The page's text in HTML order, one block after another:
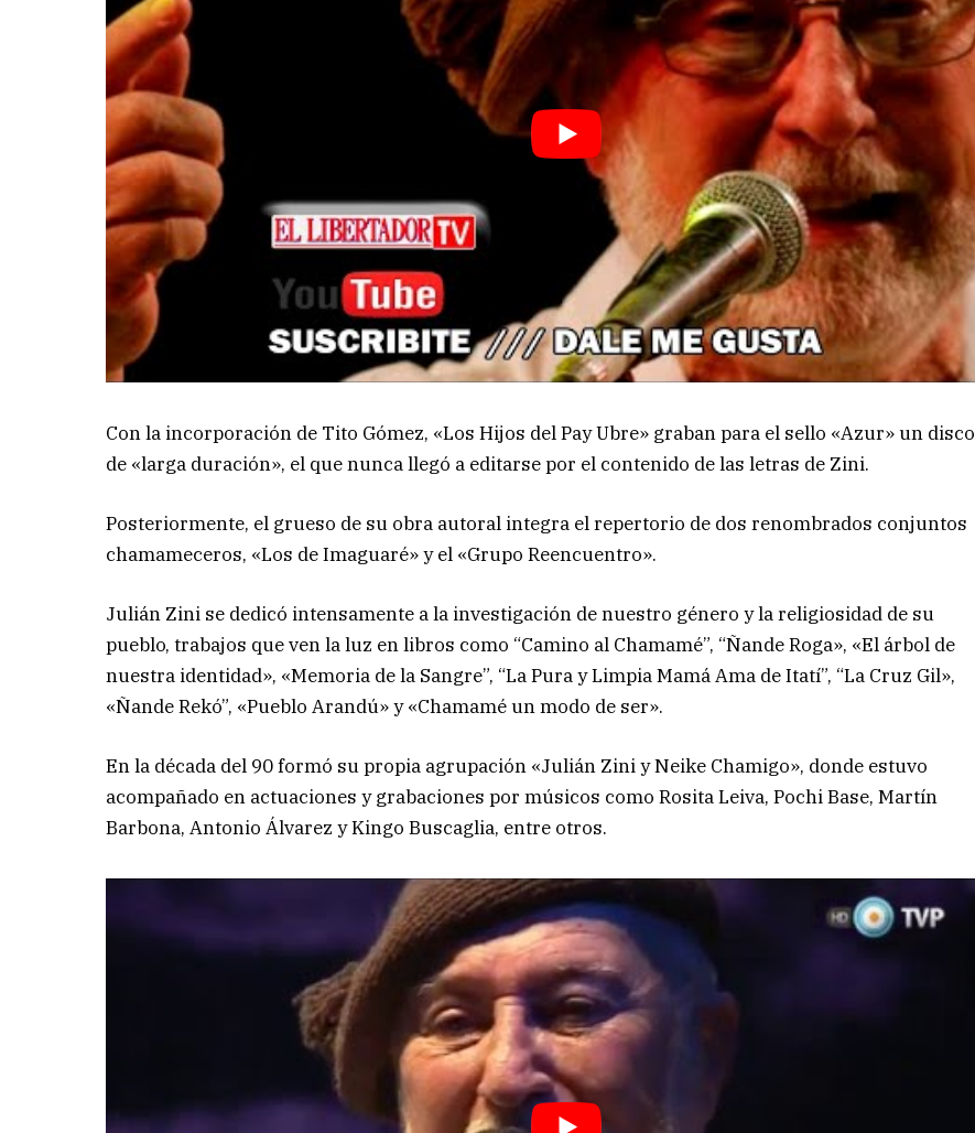
Con la incorporación de Tito Gómez, «Los Hijos del Pay Ubre» graban para el sello «Azur» un disco
de «larga duración», el que nunca llegó a editarse por el contenido de las letras de Zini.
Posteriormente, el grueso de su obra autoral integra el repertorio de dos renombrados conjuntos
chamameceros, «Los de Imaguaré» y el «Grupo Reencuentro».
Julián Zini se dedicó intensamente a la investigación de nuestro género y la religiosidad de su
pueblo, trabajos que ven la luz en libros como “Camino al Chamamé”, “Ñande Roga», «El árbol de
nuestra identidad», «Memoria de la Sangre”, “La Pura y Limpia Mamá Ama de Itatí”, “La Cruz Gil»,
«Ñande Rekó”, «Pueblo Arandú» y «Chamamé un modo de ser».
En la década del 90 formó su propia agrupación «Julián Zini y Neike Chamigo», donde estuvo
acompañado en actuaciones y grabaciones por músicos como Rosita Leiva, Pochi Base, Martín
Barbona, Antonio Álvarez y Kingo Buscaglia, entre otros.